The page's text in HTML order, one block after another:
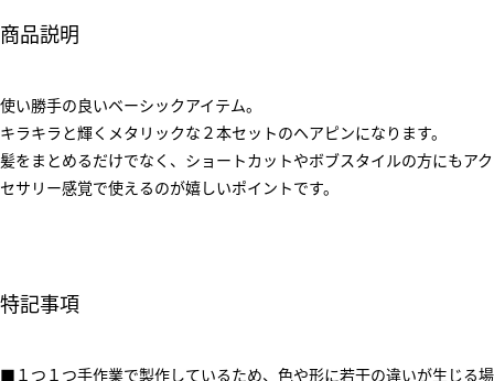
商品説明
使い勝手の良いベーシックアイテム。
キラキラと輝くメタリックな２本セットのヘアピンになります。
髪をまとめるだけでなく、ショートカットやボブスタイルの方にもアク
セサリー感覚で使えるのが嬉しいポイントです。
特記事項
■１つ１つ手作業で製作しているため、色や形に若干の違いが生じる場